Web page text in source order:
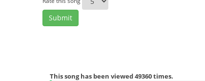
This song has been viewed49360times.